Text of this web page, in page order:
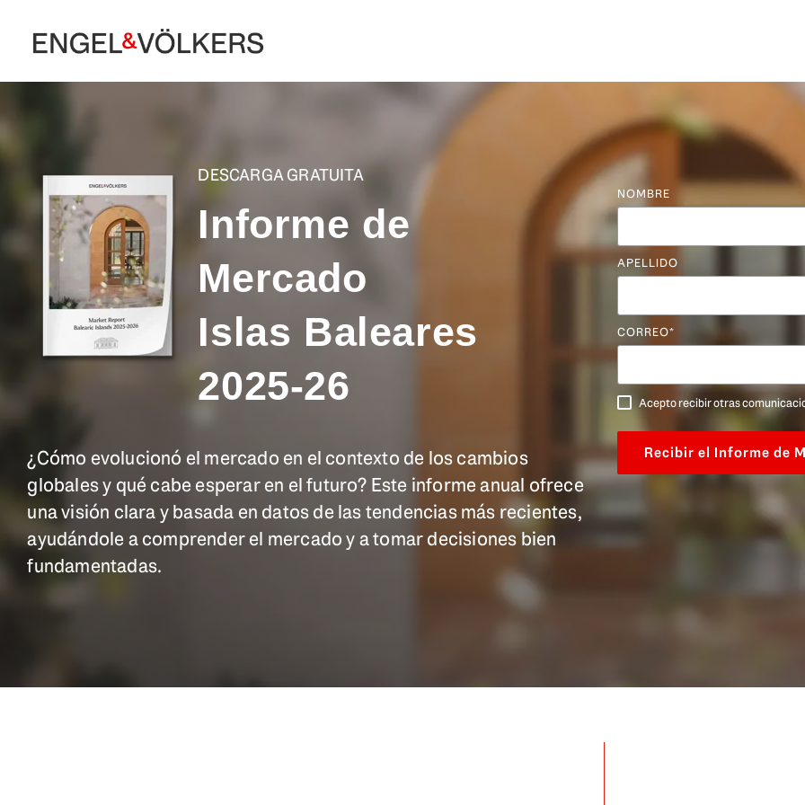
DESCARGA GRATUITA
Informe de
Mercado
Islas Baleares
2025-26
¿Cómo evolucionó el mercado en el contexto de los cambios
globales y qué cabe esperar en el futuro? Este informe anual ofrece
una visión clara y basada en datos de las tendencias más recientes,
ayudándole a comprender el mercado y a tomar decisiones bien
fundamentadas.
NOMBRE
APELLIDO
CORREO*
Acepto recibir otras